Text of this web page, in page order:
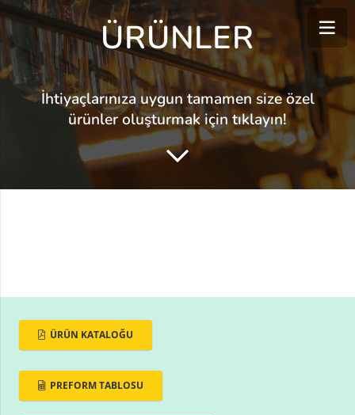
ÜRÜNLER
İhtiyaçlarınıza uygun tamamen size özel
ürünler oluşturmak içintıklayın!
ÜRÜN KATALOĞU
PREFORM TABLOSU